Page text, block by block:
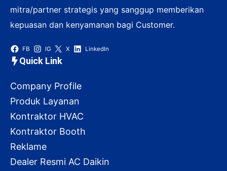
mitra/partner strategis yang sanggup memberikan
kepuasan dan kenyamanan bagi Customer.
FB IG X LinkedIn
Quick Link
Company Profile
Produk Layanan
Kontraktor HVAC
Kontraktor Booth
Reklame
Dealer Resmi AC Daikin